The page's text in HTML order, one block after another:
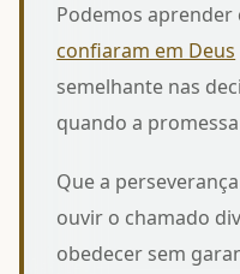
Podemos aprender
confiaram em Deus
semelhante nas
quando a
Que a
ouvir o chamado
obedecer sem